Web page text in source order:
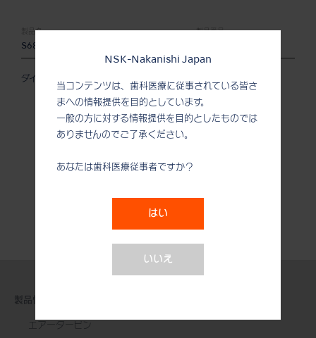
NSK-Nakanishi Japan
当コンテンツは、歯科医療に従事されている皆さ
まへの情報提供を目的としています。
一般の方に対する情報提供を目的としたものでは
ありませんのでご了承ください。
あなたは歯科医療従事者ですか？
はい
いいえ
製品名:
S68D
製品番号:
ダイヤモンドコーティング
製品情報
エアータービン